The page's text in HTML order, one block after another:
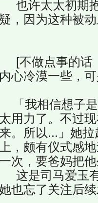
也许太太初期
疑，因为这种被
[不做点事的话
内心冷漠一些，
「我相信想子是
太用力了。不过
来。所以...」她
上，颇有仪式感
一次，要爸妈把
这是司马爱玉
也忘了关注后